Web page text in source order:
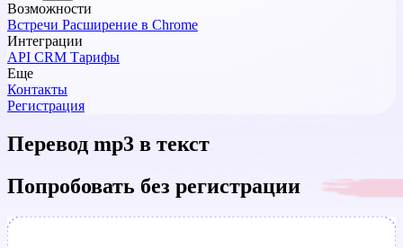
Возможности
Встречи Расширение в Chrome
Интеграции
API CRM Тарифы
Еще
Контакты
Регистрация
Перевод mp3 в текст
Попробовать без регистрации